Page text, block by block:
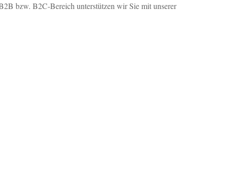
bzw. B2C-Bereich unterstützen wir Sie mit unserer